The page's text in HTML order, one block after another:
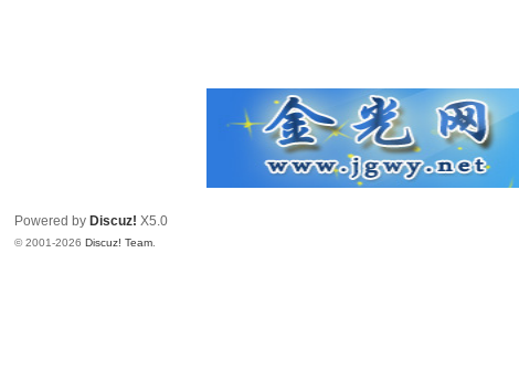
Powered by Discuz! X5.0
© 2001-2026Discuz! Team